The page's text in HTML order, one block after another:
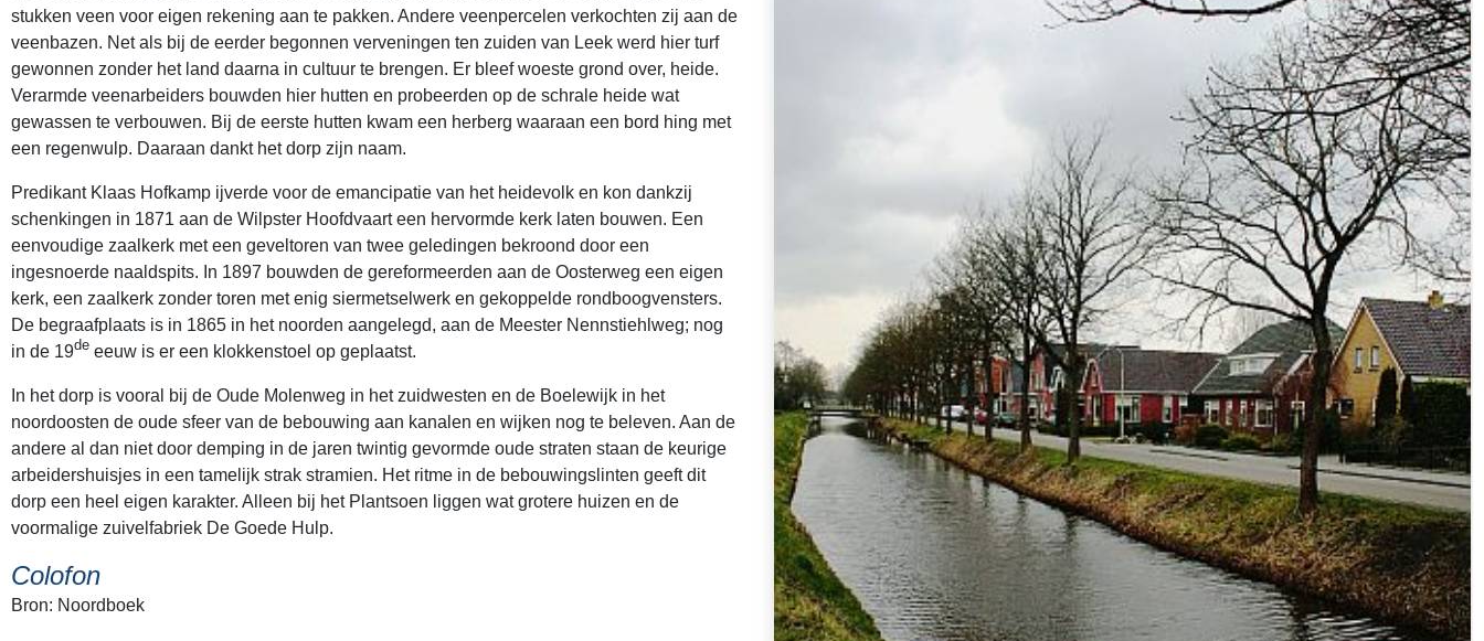
stukken veen voor eigen rekening aan te pakken. Andere veenpercelen verkochten zij aan de
veenbazen. Net als bij de eerder begonnen verveningen ten zuiden van Leek werd hier turf
gewonnen zonder het land daarna in cultuur te brengen. Er bleef woeste grond over, heide.
Verarmde veenarbeiders bouwden hier hutten en probeerden op de schrale heide wat
gewassen te verbouwen. Bij de eerste hutten kwam een herberg waaraan een bord hing met
een regenwulp. Daaraan dankt het dorp zijn naam.
Predikant Klaas Hofkamp ijverde voor de emancipatie van het heidevolk en kon dankzij
schenkingen in 1871 aan de Wilpster Hoofdvaart een hervormde kerk laten bouwen. Een
eenvoudige zaalkerk met een geveltoren van twee geledingen bekroond door een
ingesnoerde naaldspits. In 1897 bouwden de gereformeerden aan de Oosterweg een eigen
kerk, een zaalkerk zonder toren met enig siermetselwerk en gekoppelde rondboogvensters.
De begraafplaats is in 1865 in het noorden aangelegd, aan de Meester Nennstiehlweg; nog
in de 19de eeuw is er een klokkenstoel op geplaatst.
In het dorp is vooral bij de Oude Molenweg in het zuidwesten en de Boelewijk in het
noordoosten de oude sfeer van de bebouwing aan kanalen en wijken nog te beleven. Aan de
andere al dan niet door demping in de jaren twintig gevormde oude straten staan de keurige
arbeidershuisjes in een tamelijk strak stramien. Het ritme in de bebouwingslinten geeft dit
dorp een heel eigen karakter. Alleen bij het Plantsoen liggen wat grotere huizen en de
voormalige zuivelfabriek De Goede Hulp.
Colofon
Bron: Noordboek